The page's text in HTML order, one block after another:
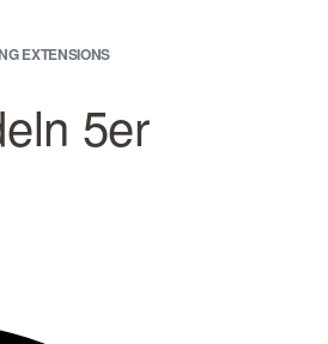
EXTENSIONS
5er